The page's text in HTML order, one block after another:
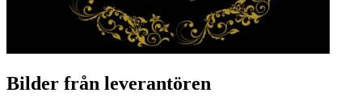
Bilder från leverantören